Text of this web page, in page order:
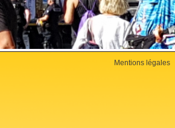
Mentions légales